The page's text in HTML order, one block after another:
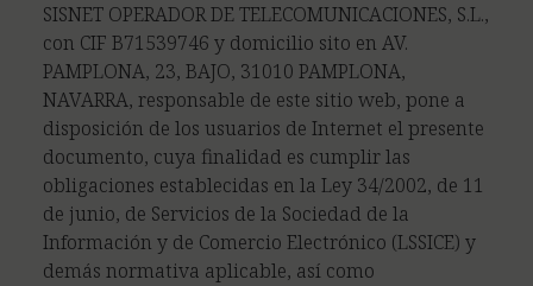
SISNET OPERADOR DE TELECOMUNICACIONES, S.L.,
con CIF B71539746 y domicilio sito en AV.
PAMPLONA, 23, BAJO, 31010 PAMPLONA,
NAVARRA, responsable de este sitio web, pone a
disposición de los usuarios de Internet el presente
documento, cuya finalidad es cumplir las
obligaciones establecidas en la Ley 34/2002, de 11
de junio, de Servicios de la Sociedad de la
Información y de Comercio Electrónico (LSSICE) y
demás normativa aplicable, así como